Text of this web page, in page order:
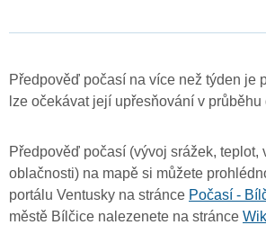
Předpověď počasí na více než týden je
lze očekávat její upřesňování v
Předpověď počasí (vývoj srážek, teplot,
oblačnosti) na mapě si můžete
portálu Ventusky na stránce Počasí -
městě Bílčice nalezenete na stránce